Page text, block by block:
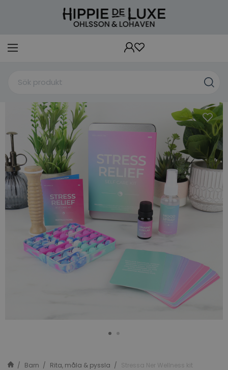
Barn Rita, måla & pyssla Stressa Ner Wellness kit